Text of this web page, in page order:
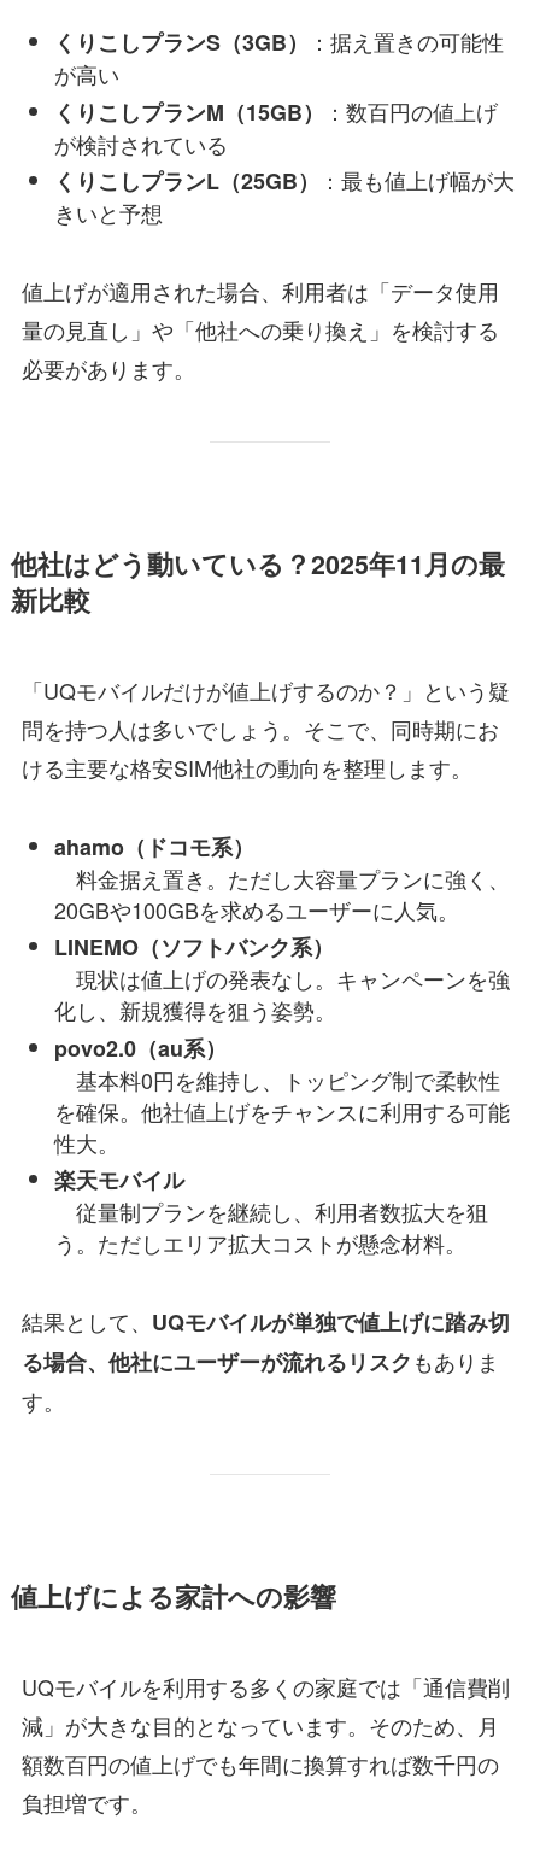
くりこしプランS（3GB）
：据え置きの可能性
が高い
くりこしプランM（15GB）
：数百円の値上げ
が検討されている
くりこしプランL（25GB）
：最も値上げ幅が大
きいと予想
値上げが適用された場合、利用者は「データ使用
量の見直し」や「他社への乗り換え」を検討する
必要があります。
他社はどう動いている？2025年11月の最
新比較
「UQモバイルだけが値上げするのか？」という疑
問を持つ人は多いでしょう。そこで、同時期にお
ける主要な格安SIM他社の動向を整理します。
ahamo（ドコモ系）
料金据え置き。ただし大容量プランに強く、
20GBや100GBを求めるユーザーに人気。
LINEMO（ソフトバンク系）
現状は値上げの発表なし。キャンペーンを強
化し、新規獲得を狙う姿勢。
povo2.0（au系）
基本料0円を維持し、トッピング制で柔軟性
を確保。他社値上げをチャンスに利用する可能
性大。
楽天モバイル
従量制プランを継続し、利用者数拡大を狙
う。ただしエリア拡大コストが懸念材料。
結果として、 UQモバイルが単独で値上げに踏み切
る場合、他社にユーザーが流れるリスクもありま
す。
値上げによる家計への影響
UQモバイルを利用する多くの家庭では「通信費削
減」が大きな目的となっています。そのため、月
額数百円の値上げでも年間に換算すれば数千円の
負担増です。